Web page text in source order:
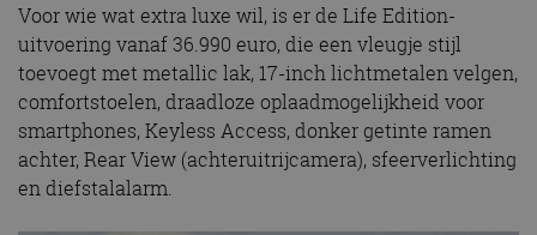
Voor wie wat extra luxe wil, is er de Life Edition-
uitvoering vanaf 36.990 euro, die een vleugje stijl
toevoegt met metallic lak, 17-inch lichtmetalen velgen,
comfortstoelen, draadloze oplaadmogelijkheid voor
smartphones, Keyless Access, donker getinte ramen
achter, Rear View (achteruitrijcamera), sfeerverlichting
en diefstalalarm.